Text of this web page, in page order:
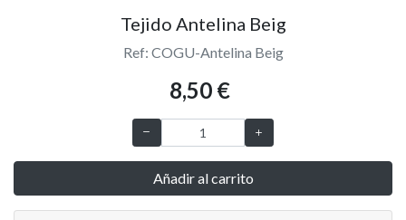
Tejido Antelina Beig
Ref: COGU-Antelina Beig
8,50 €
Añadir al carrito